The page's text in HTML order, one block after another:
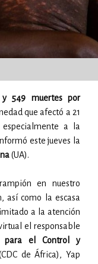
y 549 muertes por
que afectó a 21
a la
este jueves la
(UA).
en nuestro
así como la escasa
a la atención
el responsable
para el Control y
de África), Yap